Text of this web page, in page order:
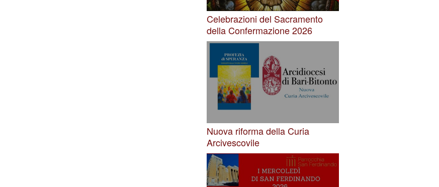
Celebrazioni del Sacramento
della Confermazione 2026
Nuova riforma della Curia
Arcivescovile